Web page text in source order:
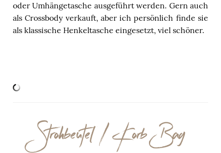
oder Umhängetasche ausgeführt werden. Gern auch
als Crossbody verkauft, aber ich persönlich finde sie
als klassische Henkeltasche eingesetzt, viel schöner.
Strohbeutel / Korb Bag